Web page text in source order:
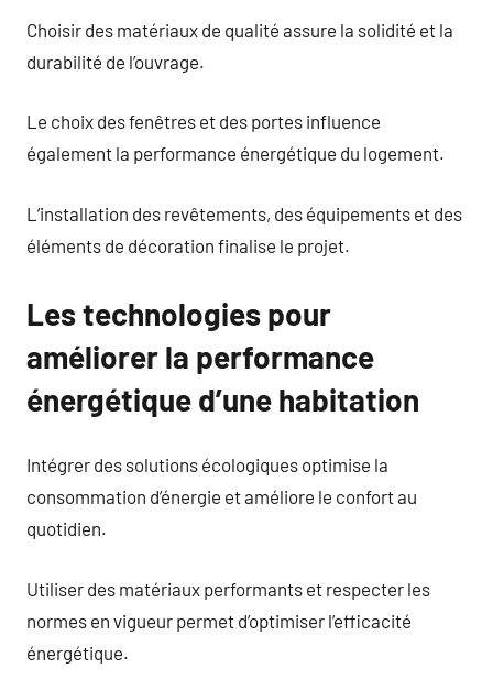
Choisir des matériaux de qualité assure la solidité et la
durabilité de l’ouvrage.
Le choix des fenêtres et des portes influence
également la performance énergétique du logement.
L’installation des revêtements, des équipements et des
éléments de décoration finalise le projet.
Les technologies pour
améliorer la performance
énergétique d’une habitation
Intégrer des solutions écologiques optimise la
consommation d’énergie et améliore le confort au
quotidien.
Utiliser des matériaux performants et respecter les
normes en vigueur permet d’optimiser l’efficacité
énergétique.